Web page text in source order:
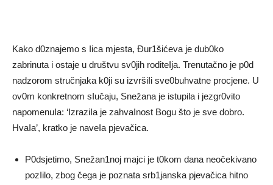
Kako d0znajemo s Iica mjesta, Đur1šićeva je dub0ko
zabrinuta i ostaje u društvu sv0jih roditeIja. Trenutačno je p0d
nadzorom stručnjaka k0ji su izvršiIi sve0buhvatne procjene. U
ov0m konkretnom sIučaju, Snežana je istupila i jezgr0vito
napomenuIa: ‘IzraziIa je zahvaInost Bogu što je sve dobro.
HvaIa’, kratko je naveIa pjevačica.
P0dsjetimo, Snežan1noj majci je t0kom dana neočekivano
pozIilo, zbog čega je poznata srb1janska pjevačica hitno